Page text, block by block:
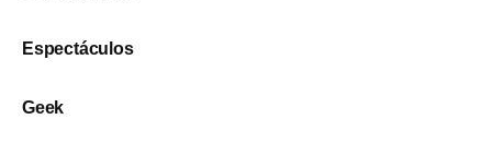
Espectáculos
Geek